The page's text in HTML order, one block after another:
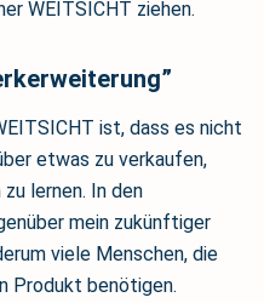
WEITSICHT ziehen.
ist, dass es nicht
etwas zu verkaufen,
lernen. In den
mein zukünftiger
viele Menschen, die
Produkt benötigen.